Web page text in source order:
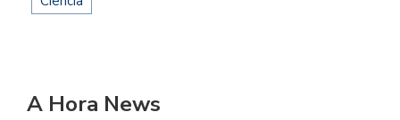
A Hora News